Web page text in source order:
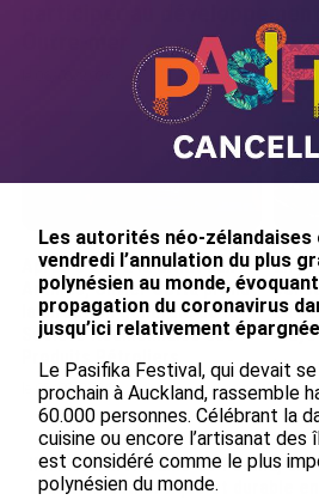
Après 5 ans à la SARA aux
Antilles, Olivier Cotta prend
la direction générale de la
Société Réunionnaise des
Produits Pétroliers
le 05/08/2026
En
La
le 04/
INTERVIEW. À Wallis-et-Futuna, un
tourisme authentique et durable en
Les autorités néo-zélandaises
vendredi l’annulation du plus
polynésien au monde,
propagation du coronavirus
jusqu’ici relativement
Le Pasifika Festival, qui devait
prochain à Auckland, rassemble
60.000 personnes. Célébrant la
cuisine ou encore l’artisanat des
est considéré comme le plus
polynésien du monde.